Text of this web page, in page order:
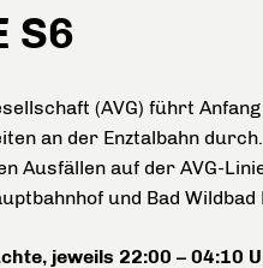
S6
(AVG) führt
an der Enztalbahn
Ausfällen auf der AVG-
und Bad
jeweils 22:00 – 04:10